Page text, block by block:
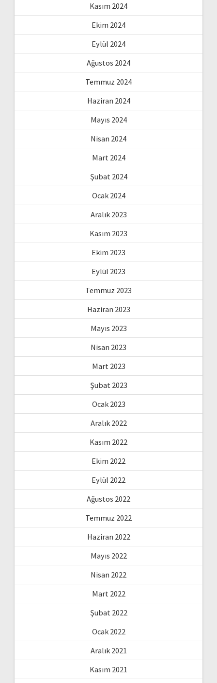
Kasım 2024
Ekim 2024
Eylül 2024
Ağustos 2024
Temmuz 2024
Haziran 2024
Mayıs 2024
Nisan 2024
Mart 2024
Şubat 2024
Ocak 2024
Aralık 2023
Kasım 2023
Ekim 2023
Eylül 2023
Temmuz 2023
Haziran 2023
Mayıs 2023
Nisan 2023
Mart 2023
Şubat 2023
Ocak 2023
Aralık 2022
Kasım 2022
Ekim 2022
Eylül 2022
Ağustos 2022
Temmuz 2022
Haziran 2022
Mayıs 2022
Nisan 2022
Mart 2022
Şubat 2022
Ocak 2022
Aralık 2021
Kasım 2021